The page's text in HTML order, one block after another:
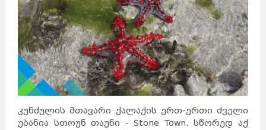
კუნძულის მთავარი ქალაქის ერთ-ერთი ძველი
უბანია სთოუნ თაუნი - Stone Town. სწორედ აქ